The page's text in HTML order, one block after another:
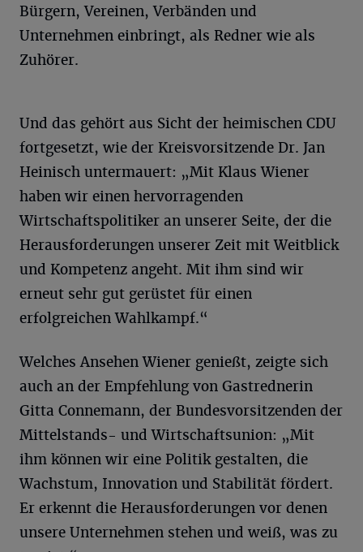
Bürgern, Vereinen, Verbänden und
Unternehmen einbringt, als Redner wie als
Zuhörer.
Und das gehört aus Sicht der heimischen CDU
fortgesetzt, wie der Kreisvorsitzende Dr. Jan
Heinisch untermauert: „Mit Klaus Wiener
haben wir einen hervorragenden
Wirtschaftspolitiker an unserer Seite, der die
Herausforderungen unserer Zeit mit Weitblick
und Kompetenz angeht. Mit ihm sind wir
erneut sehr gut gerüstet für einen
erfolgreichen Wahlkampf.“
Welches Ansehen Wiener genießt, zeigte sich
auch an der Empfehlung von Gastrednerin
Gitta Connemann, der Bundesvorsitzenden der
Mittelstands- und Wirtschaftsunion: „Mit
ihm können wir eine Politik gestalten, die
Wachstum, Innovation und Stabilität fördert.
Er erkennt die Herausforderungen vor denen
unsere Unternehmen stehen und weiß, was zu